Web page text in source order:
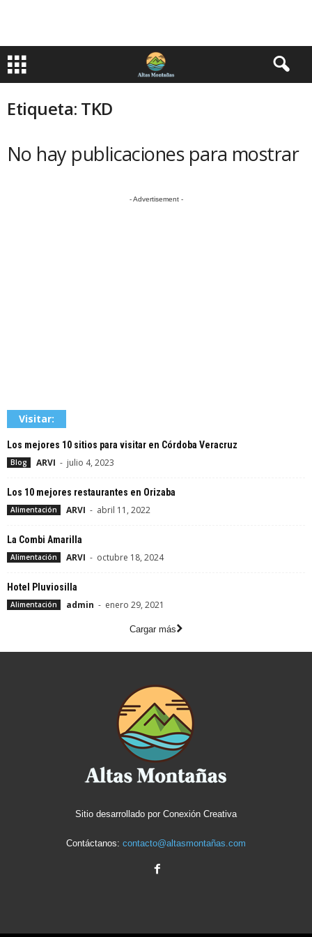
Etiqueta: TKD
No hay publicaciones para mostrar
- Advertisement -
Visitar:
Los mejores 10 sitios para visitar en Córdoba Veracruz
Blog ARVI - julio 4, 2023
Los 10 mejores restaurantes en Orizaba
Alimentación ARVI - abril 11, 2022
La Combi Amarilla
Alimentación ARVI - octubre 18, 2024
Hotel Pluviosilla
Alimentación admin - enero 29, 2021
Cargar más
Sitio desarrollado por Conexión Creativa
Contáctanos: contacto@altasmontañas.com